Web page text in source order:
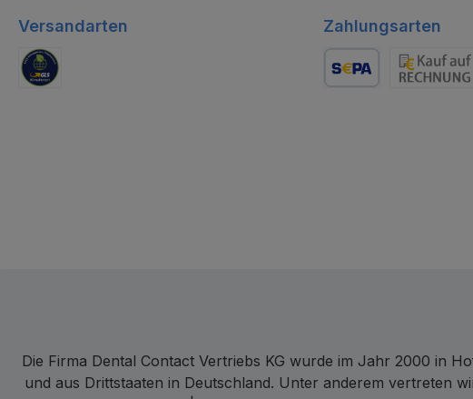
Versandarten Zahlungsarten
Die Firma Dental Contact Vertriebs KG wurde im Jahr 2000 in
und aus Drittstaaten in Deutschland. Unter anderem vertreten